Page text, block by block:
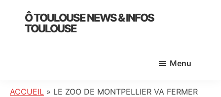
primary
Ô TOULOUSE NEWS & INFOS
TOULOUSE
:
Menu
ACCUEIL » LE ZOO DE MONTPELLIER VA FERMER